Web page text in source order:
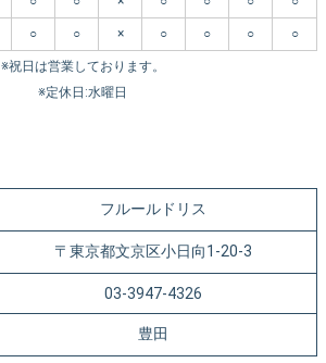
○ ○ × ○ ○ ○ ○
※祝日は営業しております。
※定休日:水曜日
フルールドリス
〒東京都文京区小日向1-20-3
03-3947-4326
豊田